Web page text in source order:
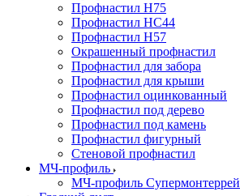
Профнастил Н75
Профнастил HC44
Профнастил Н57
Окрашенный профнастил
Профнастил для забора
Профнастил для крыши
Профнастил оцинкованный
Профнастил под дерево
Профнастил под камень
Профнастил фигурный
Стеновой профнастил
МЧ-профиль
МЧ-профиль Супермонтеррей